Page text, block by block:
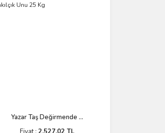
Yazar Taş Değirmende ...